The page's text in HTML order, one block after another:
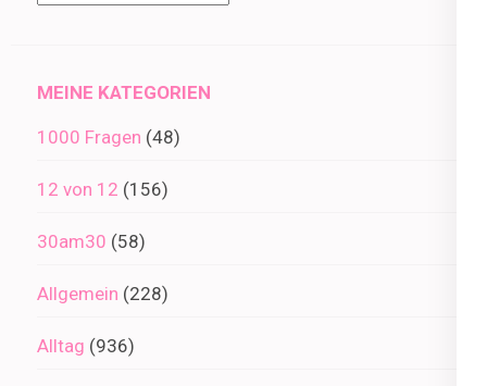
MEINE KATEGORIEN
1000 Fragen (48)
12 von 12 (156)
30am30 (58)
Allgemein (228)
Alltag (936)